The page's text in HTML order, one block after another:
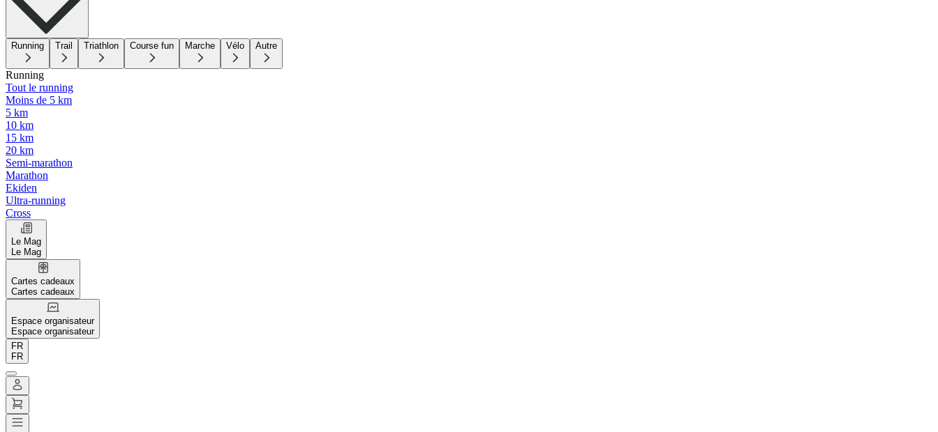
Running Trail Triathlon Course fun Marche Vélo Autre
Running
Tout le running
Moins de 5 km
5 km
10 km
15 km
20 km
Semi-marathon
Marathon
Ekiden
Ultra-running
Cross
Le Mag
Le Mag
Cartes cadeaux
Cartes cadeaux
Espace organisateur
Espace organisateur
FR
FR